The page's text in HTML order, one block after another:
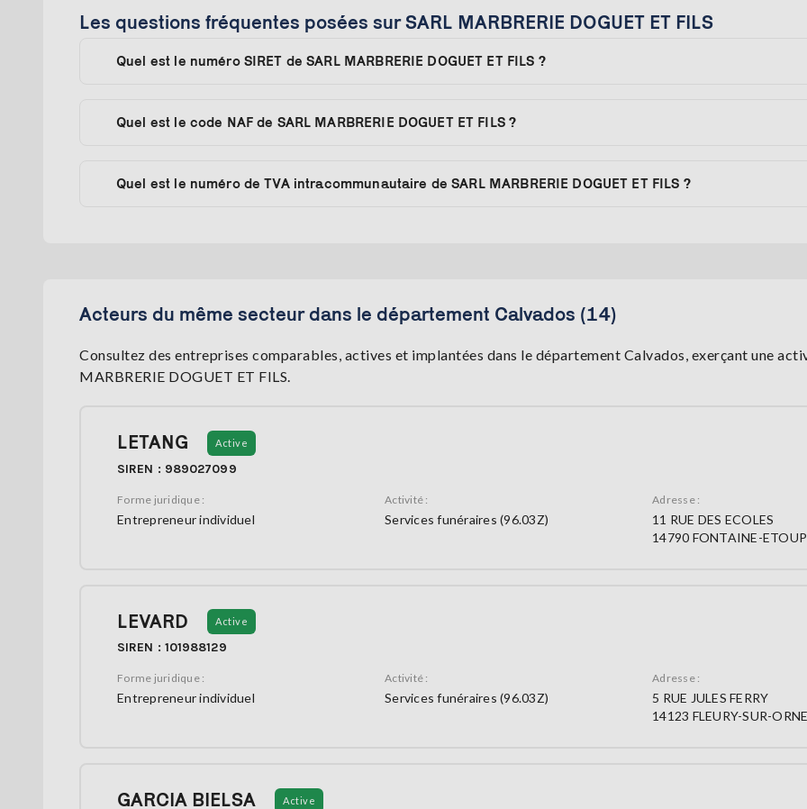
Les questions fréquentes posées sur SARL MARBRERIE DOGUET ET FILS
Quel est le numéro SIRET de SARL MARBRERIE DOGUET ET FILS ?
Quel est le code NAF de SARL MARBRERIE DOGUET ET FILS ?
Quel est le numéro de TVA intracommunautaire de SARL MARBRERIE DOGUET ET FILS ?
Acteurs du même secteur dans le département Calvados (14)
Consultez des entreprises comparables, actives et implantées dans le département Calvados, exerçant une
MARBRERIE DOGUET ET FILS.
LETANG Active
SIREN : 989027099
Forme juridique :
Entrepreneur individuel
Activité :
Services funéraires (96.03Z)
Adresse :
11 RUE DES ECOLES
14790 FONTAINE-
LEVARD Active
SIREN : 101988129
Forme juridique :
Entrepreneur individuel
Activité :
Services funéraires (96.03Z)
Adresse :
5 RUE JULES FERRY
14123 FLEURY-SUR-
GARCIA BIELSA Active